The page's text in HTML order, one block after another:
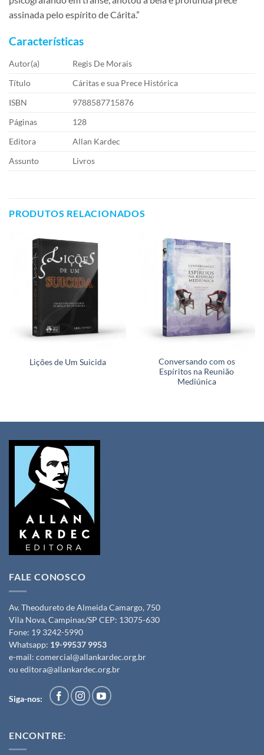
assinada pelo espírito de Cárita.”
Características
Autor(a)
Regis De Morais
Título
Cáritas e sua Prece Histórica
ISBN
9788587715876
Páginas
128
Editora
Allan Kardec
Assunto
Livros
PRODUTOS RELACIONADOS
Lições de Um Suicida
Conversando com os
Espíritos na Reunião
Mediúnica
FALE CONOSCO
Av. Theodureto de Almeida Camargo, 750
Vila Nova, Campinas/SP CEP: 13075-630
Fone: 19 3242-5990
Whatsapp: 19-99537 9953
e-mail: comercial@allankardec.org.br
ou editora@allankardec.org.br
Siga-nos:
ENCONTRE: